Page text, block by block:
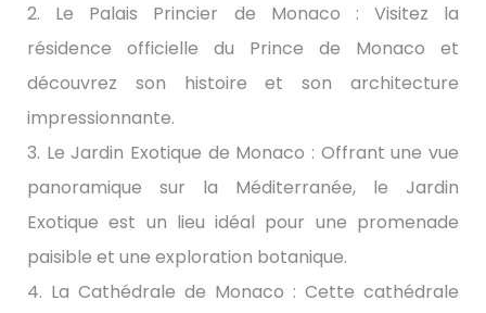
2. Le Palais Princier de Monaco : Visitez la
résidence officielle du Prince de Monaco et
découvrez son histoire et son architecture
impressionnante.
3. Le Jardin Exotique de Monaco : Offrant une vue
panoramique sur la Méditerranée, le Jardin
Exotique est un lieu idéal pour une promenade
paisible et une exploration botanique.
4. La Cathédrale de Monaco : Cette cathédrale